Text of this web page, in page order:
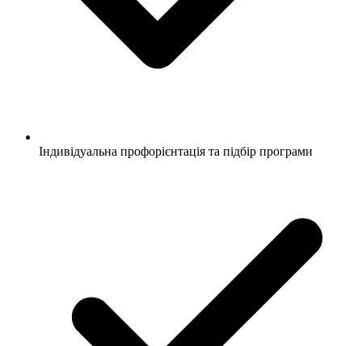
Індивідуальна профорієнтація та підбір програми